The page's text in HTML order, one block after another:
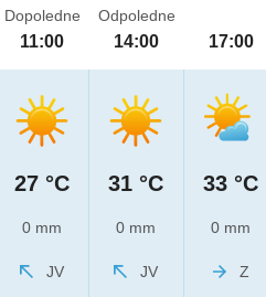
Dopoledne
11:00
27 °C
0 mm
JV
Odpoledne
14:00
31 °C
0 mm
JV
17:00
33 °C
0 mm
Z